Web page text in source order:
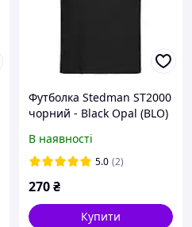
Футболка Stedman ST2000
чорний - Black Opal (BLO)
В наявності
5.0 (2)
270₴
Купити